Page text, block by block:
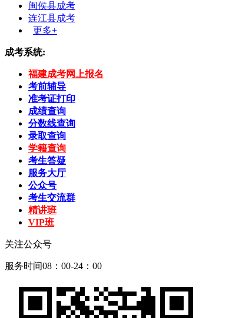
闽侯县成考
连江县成考
更多+
成考系统:
福建成考网上报名
考前辅导
准考证打印
成绩查询
分数线查询
录取查询
学籍查询
考生答疑
服务大厅
公众号
考生交流群
精讲班
VIP班
关注公众号
服务时间08：00-24：00